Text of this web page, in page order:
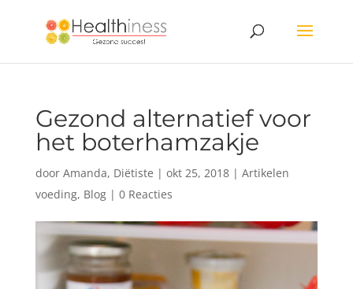
Gezond alternatief voor
het boterhamzakje
door Amanda, Diëtiste | okt 25, 2018| Artikelen
voeding, Blog| 0 Reacties